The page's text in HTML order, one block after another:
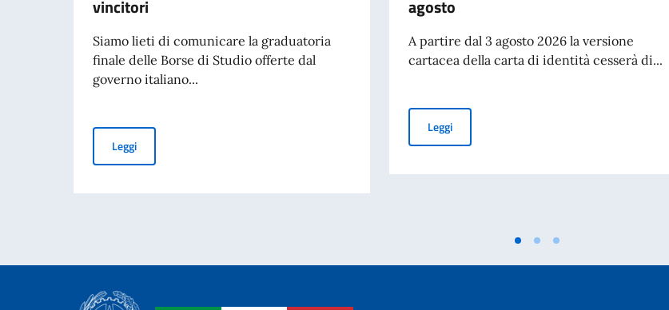
vincitori
Siamo lieti di comunicare la graduatoria
finale delle Borse di Studio offerte dal
governo italiano...
LeggiBorse di studio anno accademico 2026-2027. Graduatoria definitiva dei vincitori
agosto
A partire dal 3 agosto 2026 la versione
cartacea della carta di identità cesserà di...
LeggiCessazione della validità della carta